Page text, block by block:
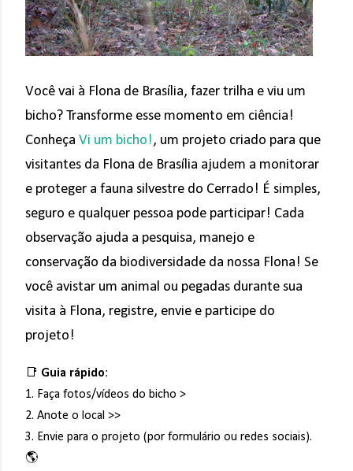
Você vai à Flona de Brasília, fazer trilha e viu um
bicho? Transforme esse momento em ciência!
Conheça Vi um bicho!, um projeto criado para que
visitantes da Flona de Brasília ajudem a monitorar
e proteger a fauna silvestre do Cerrado! É simples,
seguro e qualquer pessoa pode participar! Cada
observação ajuda a pesquisa, manejo e
conservação da biodiversidade da nossa Flona! Se
você avistar um animal ou pegadas durante sua
visita à Flona, registre, envie e participe do
projeto!
📑 Guia rápido:
1. Faça fotos/vídeos do bicho >
2. Anote o local >>
3. Envie para o projeto (por formulário ou redes sociais).
🌎